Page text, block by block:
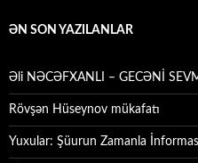
ƏN SON YAZILANLAR
Əli NƏCƏFXANLI – GECƏNİ
Rövşən Hüseynov mükafatı
Yuxular: Şüurun Zamanla